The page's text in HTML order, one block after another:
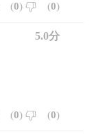
(0) (0)
5.0分
(0) (0)